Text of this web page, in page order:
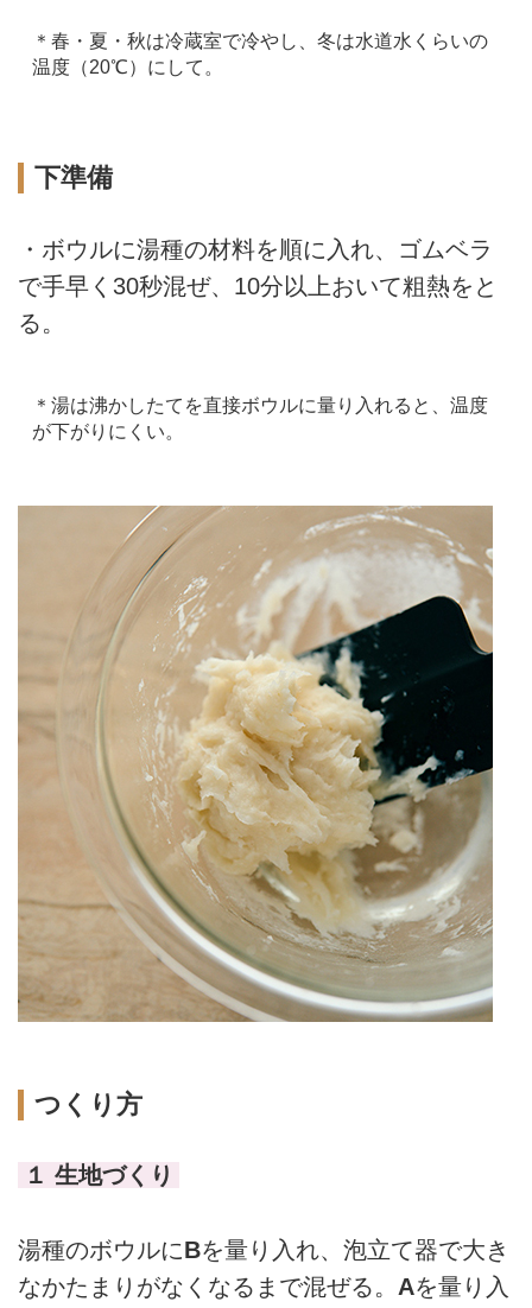
＊春・夏・秋は冷蔵室で冷やし、冬は水道水くらいの
温度（20℃）にして。
下準備
・ボウルに湯種の材料を順に入れ、ゴムベラ
で手早く30秒混ぜ、10分以上おいて粗熱をと
る。
＊湯は沸かしたてを直接ボウルに量り入れると、温度
が下がりにくい。
つくり方
１ 生地づくり
湯種のボウルにBを量り入れ、泡立て器で大き
なかたまりがなくなるまで混ぜる。 Aを量り入